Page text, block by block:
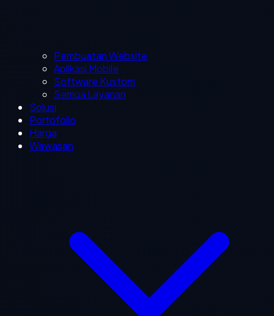
Pembuatan Website
Aplikasi Mobile
Software Kustom
Semua Layanan
Solusi
Portofolio
Harga
Wawasan